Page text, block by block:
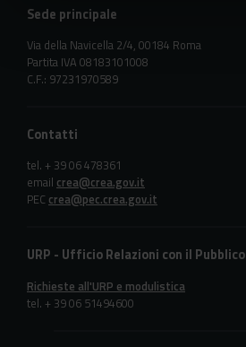
Sede principale
Via della Navicella 2/4, 00184 Roma
Partita IVA 08183101008
C.F.: 97231970589
Contatti
tel. + 39 06 478361
email crea@crea.gov.it
PEC crea@pec.crea.gov.it
URP - Ufficio Relazioni con il Pubblico
Richieste all'URP e modulistica
tel. + 39 06 51494600